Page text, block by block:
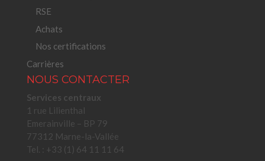
RSE
Achats
Nos certifications
Carrières
NOUS CONTACTER
Services centraux
1 rue Lilienthal
Emerainville – BP 79
77312 Marne-la-Vallée
Tel. : +33 (1) 64 11 11 64